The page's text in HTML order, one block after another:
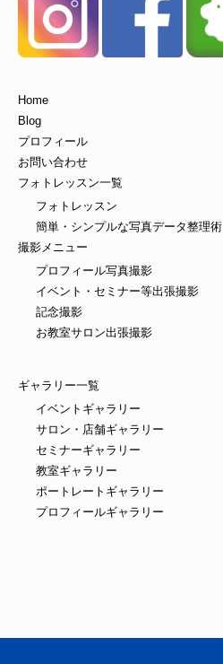
Home
Blog
プロフィール
お問い合わせ
フォトレッスン一覧
フォトレッスン
簡単・シンプルな写真データ整理術
撮影メニュー
プロフィール写真撮影
イベント・セミナー等出張撮影
記念撮影
お教室サロン出張撮影
ギャラリー一覧
イベントギャラリー
サロン・店舗ギャラリー
セミナーギャラリー
教室ギャラリー
ポートレートギャラリー
プロフィールギャラリー